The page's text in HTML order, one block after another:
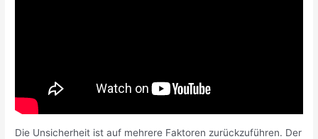
Die Unsicherheit ist auf mehrere Faktoren zurückzuführen. Der